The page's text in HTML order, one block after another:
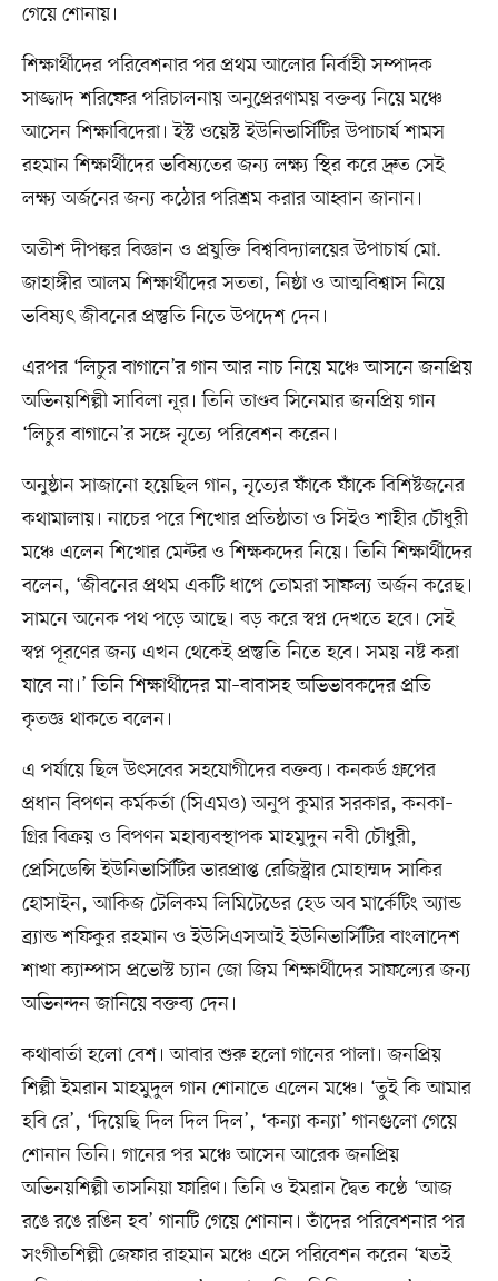
গেয়ে শোনায়।
শিক্ষার্থীদের পরিবেশনার পর প্রথম আলোর নির্বাহী সম্পাদক
সাজ্জাদ শরিফের পরিচালনায় অনুপ্রেরণাময় বক্তব্য নিয়ে মঞ্চে
আসেন শিক্ষাবিদেরা। ইস্ট ওয়েস্ট ইউনিভার্সিটির উপাচার্য শামস
রহমান শিক্ষার্থীদের ভবিষ্যতের জন্য লক্ষ্য স্থির করে দ্রুত সেই
লক্ষ্য অর্জনের জন্য কঠোর পরিশ্রম করার আহ্বান জানান।
অতীশ দীপঙ্কর বিজ্ঞান ও প্রযুক্তি বিশ্ববিদ্যালয়ের উপাচার্য মো.
জাহাঙ্গীর আলম শিক্ষার্থীদের সততা, নিষ্ঠা ও আত্মবিশ্বাস নিয়ে
ভবিষ্যৎ জীবনের প্রস্তুতি নিতে উপদেশ দেন।
এরপর ‘লিচুর বাগানে’র গান আর নাচ নিয়ে মঞ্চে আসনে জনপ্রিয়
অভিনয়শিল্পী সাবিলা নূর। তিনি তাণ্ডব সিনেমার জনপ্রিয় গান
‘লিচুর বাগানে’র সঙ্গে নৃত্যে পরিবেশন করেন।
অনুষ্ঠান সাজানো হয়েছিল গান, নৃত্যের ফাঁকে ফাঁকে বিশিষ্টজনের
কথামালায়। নাচের পরে শিখোর প্রতিষ্ঠাতা ও সিইও শাহীর চৌধুরী
মঞ্চে এলেন শিখোর মেন্টর ও শিক্ষকদের নিয়ে। তিনি শিক্ষার্থীদের
বলেন, ‘জীবনের প্রথম একটি ধাপে তোমরা সাফল্য অর্জন করেছ।
সামনে অনেক পথ পড়ে আছে। বড় করে স্বপ্ন দেখতে হবে। সেই
স্বপ্ন পূরণের জন্য এখন থেকেই প্রস্তুতি নিতে হবে। সময় নষ্ট করা
যাবে না।’ তিনি শিক্ষার্থীদের মা–বাবাসহ অভিভাবকদের প্রতি
কৃতজ্ঞ থাকতে বলেন।
এ পর্যায়ে ছিল উৎসবের সহযোগীদের বক্তব্য। কনকর্ড গ্রুপের
প্রধান বিপণন কর্মকর্তা (সিএমও) অনুপ কুমার সরকার, কনকা–
গ্রির বিক্রয় ও বিপণন মহাব্যবস্থাপক মাহমুদুন নবী চৌধুরী,
প্রেসিডেন্সি ইউনিভার্সিটির ভারপ্রাপ্ত রেজিস্ট্রার মোহাম্মদ সাকির
হোসাইন, আকিজ টেলিকম লিমিটেডের হেড অব মার্কেটিং অ্যান্ড
ব্র্যান্ড শফিকুর রহমান ও ইউসিএসআই ইউনিভার্সিটির বাংলাদেশ
শাখা ক্যাম্পাস প্রভোস্ট চ্যান জো জিম শিক্ষার্থীদের সাফল্যের জন্য
অভিনন্দন জানিয়ে বক্তব্য দেন।
কথাবার্তা হলো বেশ। আবার শুরু হলো গানের পালা। জনপ্রিয়
শিল্পী ইমরান মাহমুদুল গান শোনাতে এলেন মঞ্চে। ‘তুই কি আমার
হবি রে’, ‘দিয়েছি দিল দিল দিল’, ‘কন্যা কন্যা’ গানগুলো গেয়ে
শোনান তিনি। গানের পর মঞ্চে আসেন আরেক জনপ্রিয়
অভিনয়শিল্পী তাসনিয়া ফারিণ। তিনি ও ইমরান দ্বৈত কণ্ঠে ‘আজ
রঙে রঙে রঙিন হব’ গানটি গেয়ে শোনান। তাঁদের পরিবেশনার পর
সংগীতশিল্পী জেফার রাহমান মঞ্চে এসে পরিবেশন করেন ‘যতই